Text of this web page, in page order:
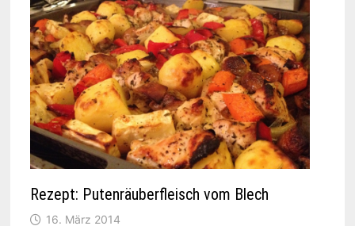
Rezept: Putenräuberfleisch vom Blech
16. März 2014